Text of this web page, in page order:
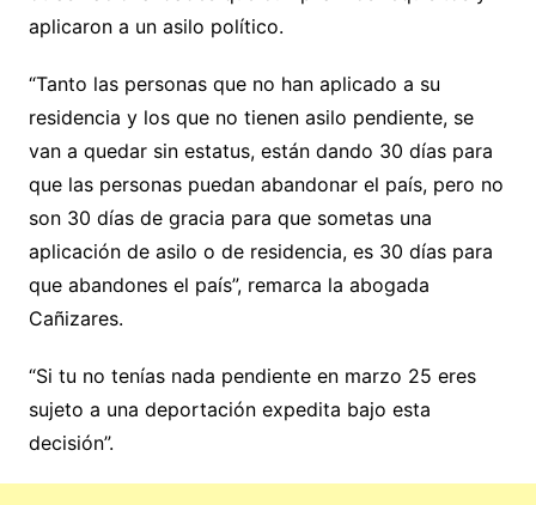
aplicaron a un asilo político.
“Tanto las personas que no han aplicado a su
residencia y los que no tienen asilo pendiente, se
van a quedar sin estatus, están dando 30 días para
que las personas puedan abandonar el país, pero no
son 30 días de gracia para que sometas una
aplicación de asilo o de residencia, es 30 días para
que abandones el país”, remarca la abogada
Cañizares.
“Si tu no tenías nada pendiente en marzo 25 eres
sujeto a una deportación expedita bajo esta
decisión”.